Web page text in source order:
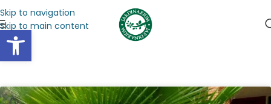
Abrir barra de herramientas
Skip to navigation
Skip to main content